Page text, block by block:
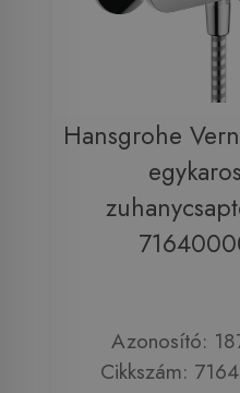
Hansgrohe
egykaros
Azonosító:
Cikkszám: